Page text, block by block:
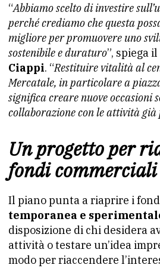
“Abbiamo scelto di investire
perché crediamo che questa
migliore per promuovere uno
sostenibile e duraturo”, spiega
Ciappi. “Restituire vitalità al
Mercatale, in particolare a
significa creare nuove occasioni
collaborazione con le attività già
Un progetto per
fondi
Il piano punta a riaprire i
temporanea e
disposizione di chi desidera
attività o testare un’idea
modo per riaccendere